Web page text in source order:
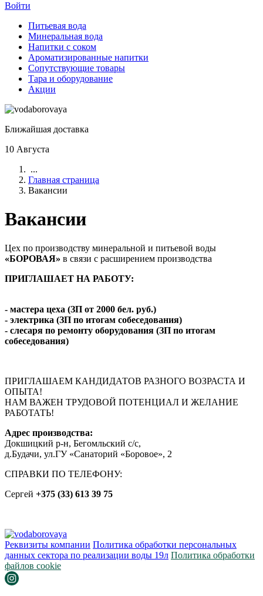
Войти
Питьевая вода
Минеральная вода
Напитки с соком
Ароматизированные напитки
Сопутствующие товары
Тара и оборудование
Акции
Ближайшая доставка
10 Августа
...
Главная страница
Вакансии
Вакансии
Цех по производству минеральной и питьевой воды
«БОРОВАЯ» в связи с расширением производства
ПРИГЛАШАЕТ НА РАБОТУ:
- мастера цеха (ЗП от 2000 бел. руб.)
- электрика (ЗП по итогам собеседования)
- слесаря по ремонту оборудования (ЗП по итогам
собеседования)
ПРИГЛАШАЕМ КАНДИДАТОВ РАЗНОГО ВОЗРАСТА И
ОПЫТА!
НАМ ВАЖЕН ТРУДОВОЙ ПОТЕНЦИАЛ И ЖЕЛАНИЕ
РАБОТАТЬ!
Адрес производства:
Докшицкий р-н, Бегомльский с/с,
д.Будачи, ул.ГУ «Санаторий «Боровое», 2
СПРАВКИ ПО ТЕЛЕФОНУ:
Сергей +375 (33) 613 39 75
Реквизиты компании Политика обработки персональных
данных сектора по реализации воды 19л Политика обработки
файлов cookie